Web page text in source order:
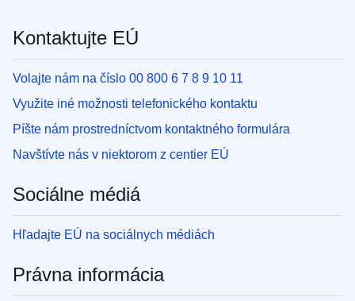
Kontaktujte EÚ
Volajte nám na číslo 00 800 6 7 8 9 10 11
Využite iné možnosti telefonického kontaktu
Píšte nám prostredníctvom kontaktného formulára
Navštívte nás v niektorom z centier EÚ
Sociálne médiá
Hľadajte EÚ na sociálnych médiách
Právna informácia